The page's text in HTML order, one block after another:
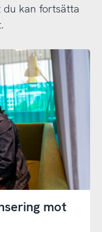
kan fortsätta
mot